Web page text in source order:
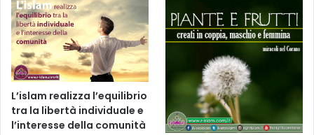
L’islam realizza l’equilibrio
tra la libertà individuale e
l’interesse della comunità